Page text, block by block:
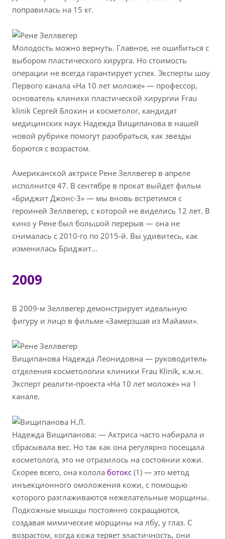
поправилась на 15 кг.
Молодость можно вернуть. Главное, не ошибиться с
выбором пластического хирурга. Но стоимость
операции не всегда гарантирует успех. Эксперты шоу
Первого канала «На 10 лет моложе» — профессор,
основатель клиники пластической хирургии Frau
klinik Сергей Блохин и косметолог, кандидат
медицинских наук Надежда Вищипанова в нашей
новой рубрике помогут разобраться, как звезды
борются с возрастом.
Американской актрисе Рене Зеллвегер в апреле
исполнится 47. В сентябре в прокат выйдет фильм
«Бриджит Джонс-3» — мы вновь встретимся с
героиней Зеллвегер, с которой не виделись 12 лет. В
кино у Рене был большой перерыв — она не
снималась с 2010-го по 2015-й. Вы удивитесь, как
изменилась Бриджит…
2009
В 2009-м Зеллвегер демонстрирует идеальную
фигуру и лицо в фильме «Замерзшая из Майами».
Вищипанова Надежда Леонидовна — руководитель
отделения косметологии клиники Frau Klinik, к.м.н.
Эксперт реалити-проекта «На 10 лет моложе» на 1
канале.
Надежда Вищипанова: — Актриса часто набирала и
сбрасывала вес. Но так как она регулярно посещала
косметолога, это не отразилось на состоянии кожи.
Скорее всего, она колола ботокс (1) — это метод
инъекционного омоложения кожи, с помощью
которого разглаживаются нежелательные морщины.
Подкожные мышцы постоянно сокращаются,
создавая мимические морщины на лбу, у глаз. С
возрастом, когда кожа теряет эластичность, они